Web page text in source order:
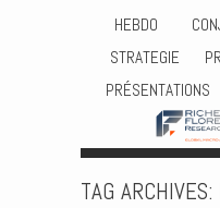
HEBDO
STRATEGIE
PRÉSENTATIONS
TAG ARCHIVES: